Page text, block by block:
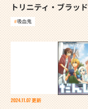
トリニティ・ブラッド
吸血鬼
2024.11.07更新